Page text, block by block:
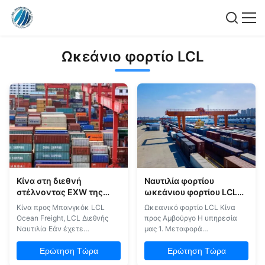
Ωκεάνιο φορτίο LCL
Κίνα στη διεθνή
στέλνοντας EXW της
Μπανγκόκ LCL ΑΛΥΣΊΔΑ
ΡΟΛΟΓΙΟΎ ωκεάνιου
φορτίου LCL
Κίνα προς Μπανγκόκ LCL
Ocean Freight, LCL Διεθνής
Ναυτιλία Εάν έχετε
φορτίου, ρίξτε μια ματιά σε
αυτόν τον οδηγό για να μάθετε
Ερώτηση Τώρα
Ναυτιλία φορτίου
ωκεάνιου φορτίου LCL
Κίνα στο Αμβούργο
Ωκεανικό φορτίο LCL Κίνα
προς Αμβούργο Η υπηρεσία
μας 1. Μεταφορά
αεροπορική), FOB & EXW
παραλαβή και παράδοση από
Ερώτηση Τώρα